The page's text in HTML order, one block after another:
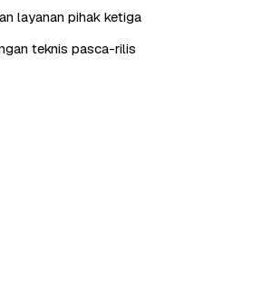
layanan pihak ketiga
teknis pasca-rilis